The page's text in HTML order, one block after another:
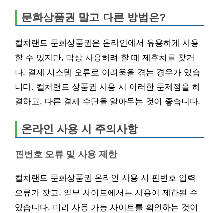
문화상품권 말고 다른 방법은?
컬처랜드 문화상품권은 온라인에서 유용하게 사용
할 수 있지만, 막상 사용하려 할 때 제휴처를 찾거
나, 결제 시스템 오류로 어려움을 겪는 경우가 있습
니다. 컬처랜드 상품권 사용 시 이러한 문제점을 해
결하고, 다른 결제 수단을 알아두는 것이 좋습니다.
온라인 사용 시 주의사항
핀번호 오류 및 사용 제한
컬처랜드 문화상품권 온라인 사용 시 핀번호 입력
오류가 잦고, 일부 사이트에서는 사용이 제한될 수
있습니다. 미리 사용 가능 사이트를 확인하는 것이